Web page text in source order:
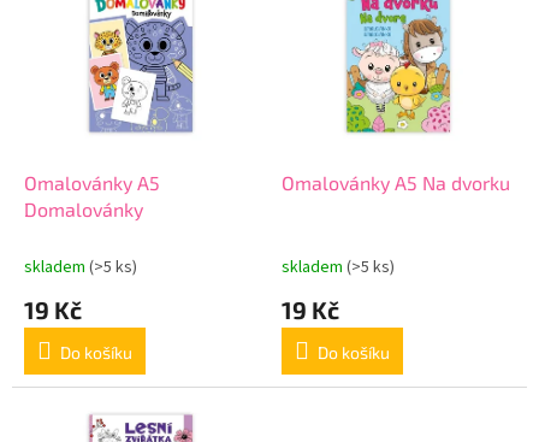
Omalovánky A5
Domalovánky
skladem (>5 ks)
19 Kč
Do košíku
Omalovánky A5 Na dvorku
skladem (>5 ks)
19 Kč
Do košíku